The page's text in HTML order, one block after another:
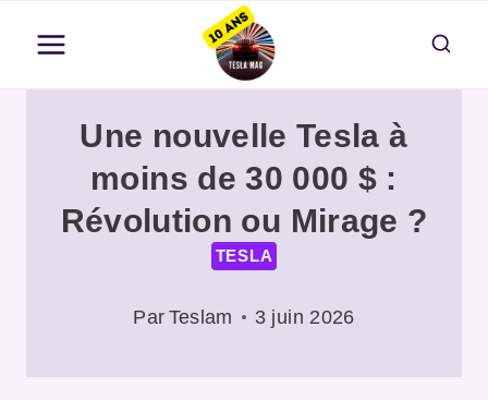
contenu
Une nouvelle Tesla à
moins de 30 000 $ :
Révolution ou Mirage ?
TESLA
Par Teslam 3 juin 2026